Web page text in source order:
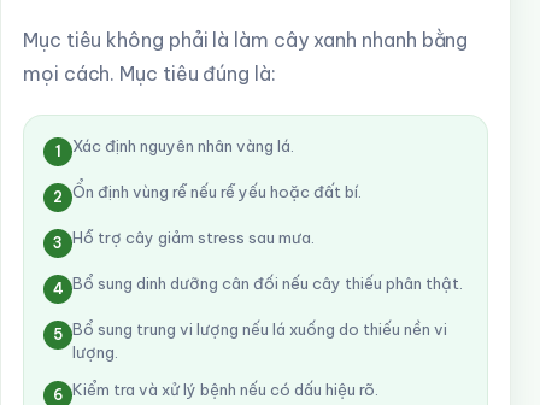
Mục tiêu không phải là làm cây xanh nhanh bằng
mọi cách. Mục tiêu đúng là:
1 Xác định nguyên nhân vàng lá.
2 Ổn định vùng rễ nếu rễ yếu hoặc đất bí.
3 Hỗ trợ cây giảm stress sau mưa.
4 Bổ sung dinh dưỡng cân đối nếu cây thiếu phân thật.
5 Bổ sung trung vi lượng nếu lá xuống do thiếu nền vi
lượng.
6 Kiểm tra và xử lý bệnh nếu có dấu hiệu rõ.